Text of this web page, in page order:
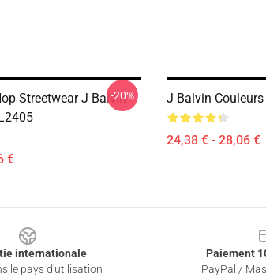
Streetwear J Balvin
€
-20% J Balvin
24,38 € - 28,06 €
internationale
le pays d'utilisation
Paiement
PayPal /